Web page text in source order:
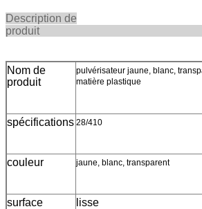
Description de
Nom de
produit
pulvérisateur jaune, blanc,
matière plastique
spécifications 28/410
couleur jaune, blanc, transparent
surface lisse